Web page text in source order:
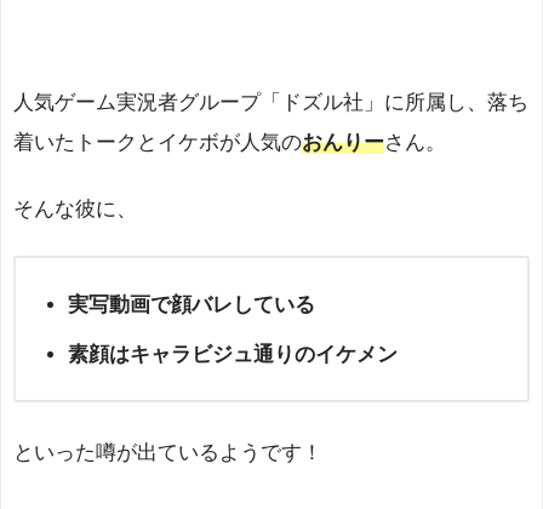
人気ゲーム実況者グループ「ドズル社」に所属し、落ち
着いたトークとイケボが人気のおんりーさん。
そんな彼に、
実写動画で顔バレしている
素顔はキャラビジュ通りのイケメン
といった噂が出ているようです！